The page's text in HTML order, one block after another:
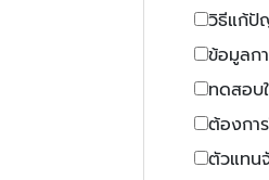
วิธีแก้ปั
ข้อมูลก
ทดสอบ
ต้องกา
ตัวแทน